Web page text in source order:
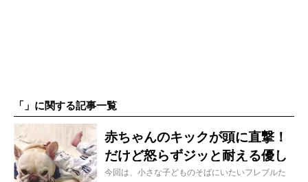
「」に関する記事一覧
赤ちゃんのキックが頭に直撃！
だけど怒らずジッと耐える優し
いフレブル【動画】
今回は、小さな子どものそばにいたいフレブルた